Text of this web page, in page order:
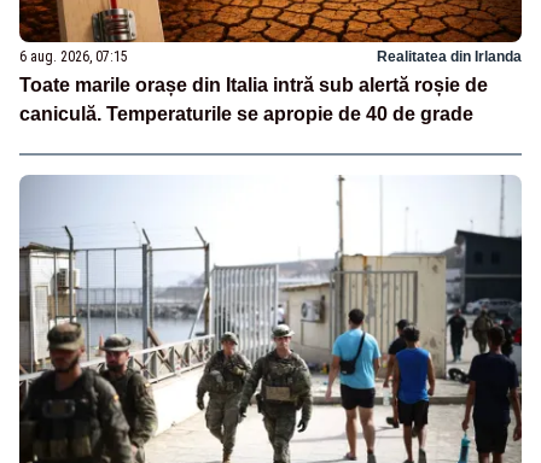
6 aug. 2026, 07:15 Realitatea din Irlanda
Toate marile orașe din Italia intră sub alertă roșie de
caniculă. Temperaturile se apropie de 40 de grade